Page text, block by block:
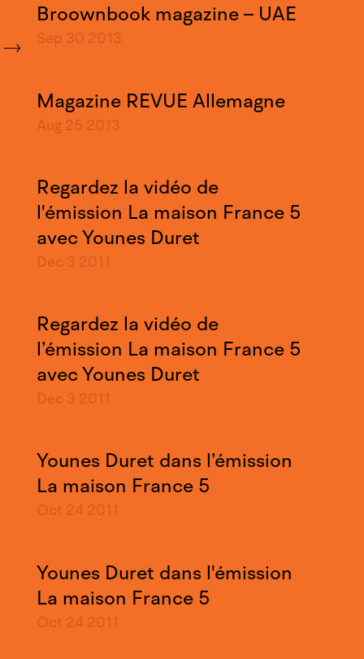
Broownbook magazine – UAE
Sep 30 2013
Magazine REVUE Allemagne
Aug 25 2013
Regardez la vidéo de
l'émission La maison France 5
avec Younes Duret
Dec 3 2011
Regardez la vidéo de
l’émission La maison France 5
avec Younes Duret
Dec 3 2011
Younes Duret dans l’émission
La maison France 5
Oct 24 2011
Younes Duret dans l'émission
La maison France 5
Oct 24 2011